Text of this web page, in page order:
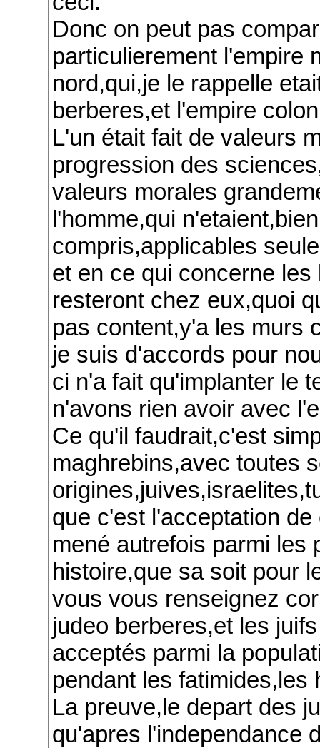
Donc on peut pas
particulierement l'empire
nord,qui,je le rappelle
berberes,et l'empire
L'un était fait de valeurs
progression des
valeurs morales
l'homme,qui
compris,applicables
et en ce qui concerne
resteront chez eux,quoi
pas content,y'a les murs
je suis d'accords pour
ci n'a fait qu'implanter le
n'avons rien avoir avec
Ce qu'il faudrait,c'est
maghrebins,avec toutes
que c'est l'acceptation
mené autrefois parmi les
histoire,que sa soit pour
vous vous renseignez
judeo berberes,et les
acceptés parmi la
pendant les fatimides,les
La preuve,le depart des
qu'apres l'independance